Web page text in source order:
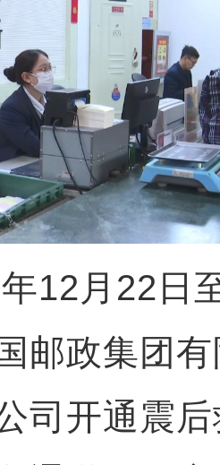
月22日
邮政集团
司开通震